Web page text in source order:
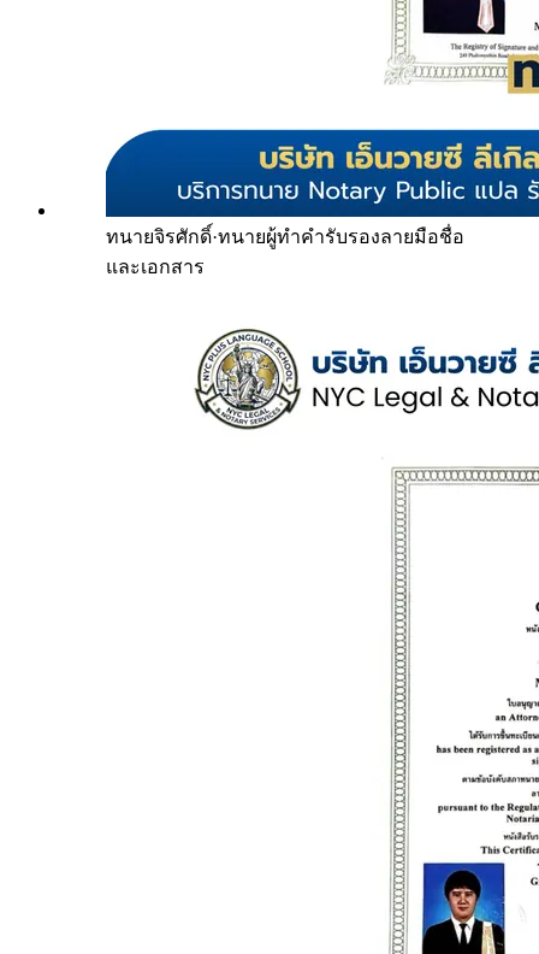
ทนายจิรศักดิ์·ทนายผู้ทำคำรับรองลายมือชื่อ
และเอกสาร